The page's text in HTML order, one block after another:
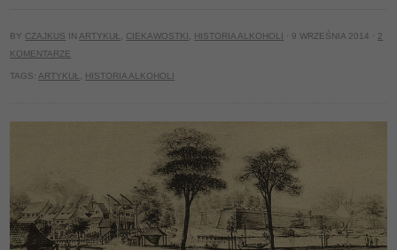
BY CZAJKUS IN ARTYKUŁ CIEKAWOSTKI HISTORIA ALKOHOLI · 9 WRZEŚNIA 2014 · 2
KOMENTARZE
TAGS: ARTYKUŁ HISTORIA ALKOHOLI